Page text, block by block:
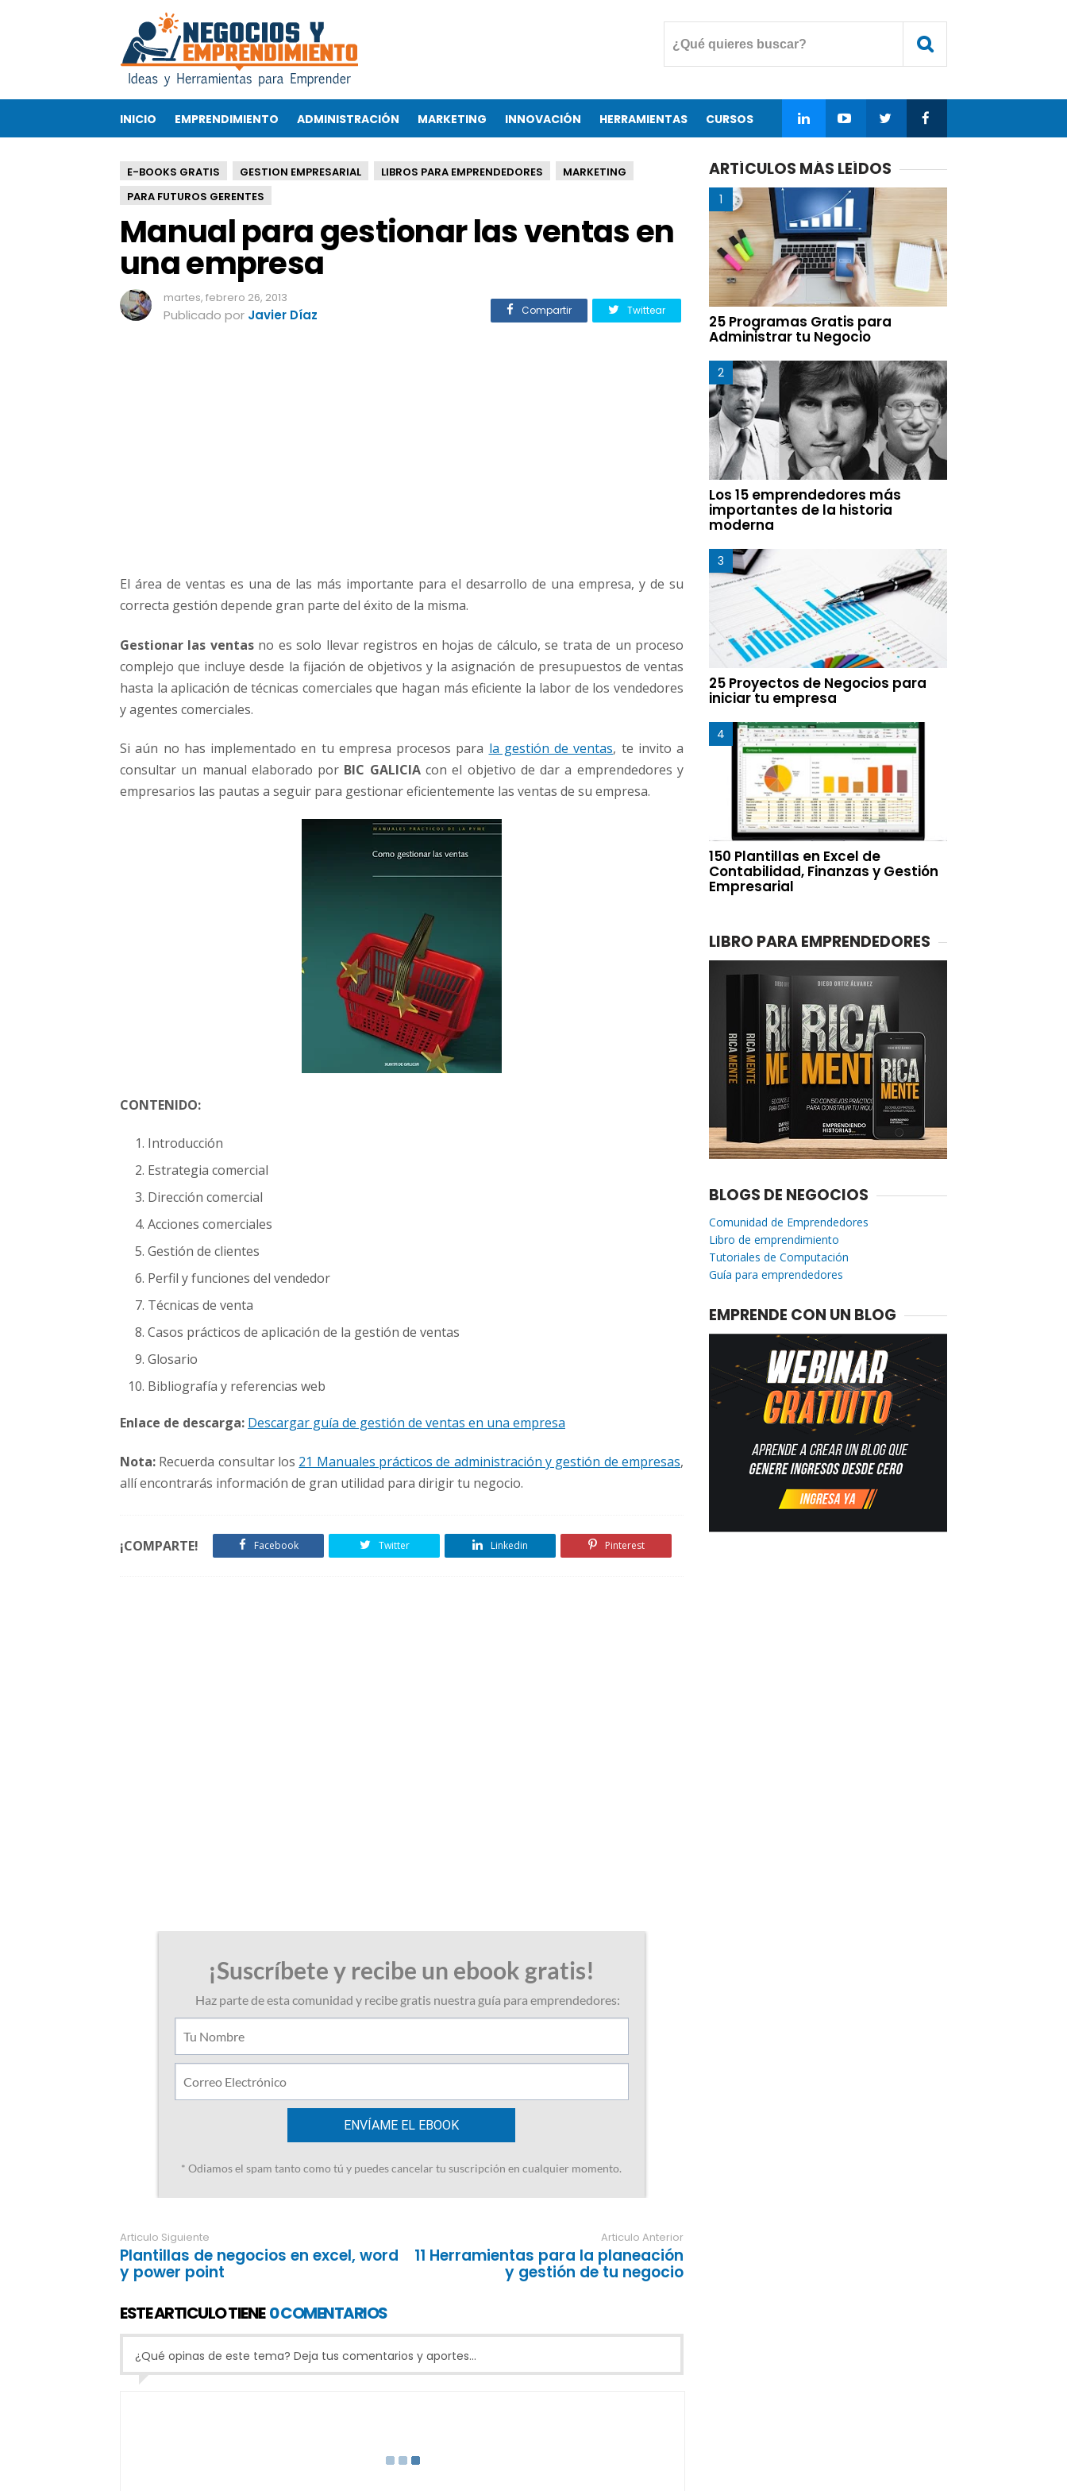
n
p
a
r
a
t
i
n
a
a
m
r
e
s
INICIO EMPRENDIMIENTO ADMINISTRACIÓN MARKETING INNOVACIÓN HERRAMIENTAS CURSOS
E-BOOKS GRATIS GESTION EMPRESARIAL LIBROS PARA EMPRENDEDORES
MARKETING
PARA FUTUROS GERENTES
Manual para gestionar las ventas en
una empresa
martes, febrero 26, 2013
Publicado por Javier Díaz Compartir Twittear
El área de ventas es una de las más importante para el desarrollo de una empresa, y de su
correcta gestión depende gran parte del éxito de la misma.
Gestionar las ventasno es solo llevar registros en hojas de cálculo, se trata de un proceso
complejo que incluye desde la fijación de objetivos y la asignación de presupuestos de ventas
hasta la aplicación de técnicas comerciales que hagan más eficiente la labor de los vendedores
y agentes comerciales.
Si aún no has implementado en tu empresa procesos para la gestión de ventas, te invito a
consultar un manual elaborado por BIC GALICIAcon el objetivo de dar a emprendedores y
empresarios las pautas a seguir para gestionar eficientemente las ventas de su empresa.
CONTENIDO:
Introducción
Estrategia comercial
Dirección comercial
Acciones comerciales
Gestión de clientes
Perfil y funciones del vendedor
Técnicas de venta
Casos prácticos de aplicación de la gestión de ventas
Glosario
Bibliografía y referencias web
Enlace de descarga: Descargar guía de gestión de ventas en una empresa
Nota: Recuerda consultar los 21 Manuales prácticos de administración y gestión de empresas,
allí encontrarás información de gran utilidad para dirigir tu negocio.
¡COMPARTE! Facebook Twitter Linkedin Pinterest
Articulo Siguiente
Plantillas de negocios en excel, word
y power point
Articulo Anterior
11 Herramientas para la planeación
y gestión de tu negocio
ESTE ARTICULO TIENE 0 COMENTARIOS
¿Qué opinas de este tema? Deja tus comentarios y aportes...
ARTÍCULOS MÁS LEÍDOS
25 Programas Gratis para
Administrar tu Negocio
Los 15 emprendedores más
importantes de la historia
moderna
25 Proyectos de Negocios para
iniciar tu empresa
150 Plantillas en Excel de
Contabilidad, Finanzas y Gestión
Empresarial
LIBRO PARA EMPRENDEDORES
BLOGS DE NEGOCIOS
Comunidad de Emprendedores
Libro de emprendimiento
Tutoriales de Computación
Guía para emprendedores
EMPRENDE CON UN BLOG